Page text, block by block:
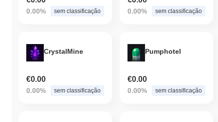
0.00% sem classificação 0.00% sem classificação
CrystalMine
€0.00
0.00% sem classificação
Pumphotel
€0.00
0.00% sem classificação